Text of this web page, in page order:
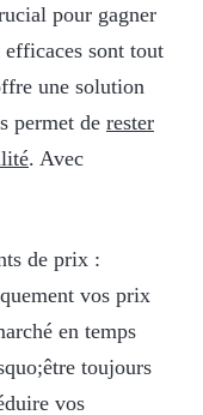
pour gagner
sont tout
une solution
permet de rester
. Avec
de prix :
vos prix
en temps
toujours
vos